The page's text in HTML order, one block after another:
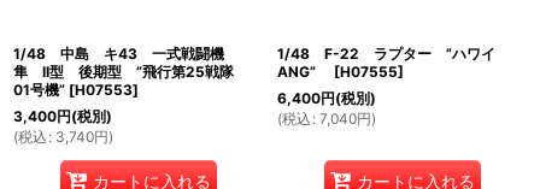
1/48 中島 キ43 一式戦闘機
隼 II型 後期型 ”飛行第25戦隊
01号機” [H07553]
3,400円(税別)
(税込 : 3,740円)
カートに入れる
1/48 F-22 ラプター ”ハワイ
ANG”
[H07555]
6,400円(税別)
(税込 : 7,040円)
カートに入れる